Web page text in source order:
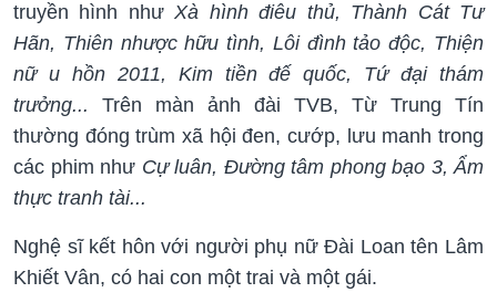
truyền hình nhưXà hình điêu thủ, Thành Cát Tư
Hãn, Thiên nhược hữu tình, Lôi đình tảo độc, Thiện
nữ u hồn 2011, Kim tiền đế quốc, Tứ đại thám
trưởng... Trên màn ảnh đài TVB, Từ Trung Tín
thường đóng trùm xã hội đen, cướp, lưu manh trong
các phim như Cự luân, Đường tâm phong bạo 3, Ẩm
thực tranh tài...
Nghệ sĩ kết hôn với người phụ nữ Đài Loan tên Lâm
Khiết Vân, có hai con một trai và một gái.